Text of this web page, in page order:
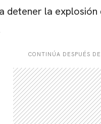
detener la explosión
CONTINÚA DESPUÉS